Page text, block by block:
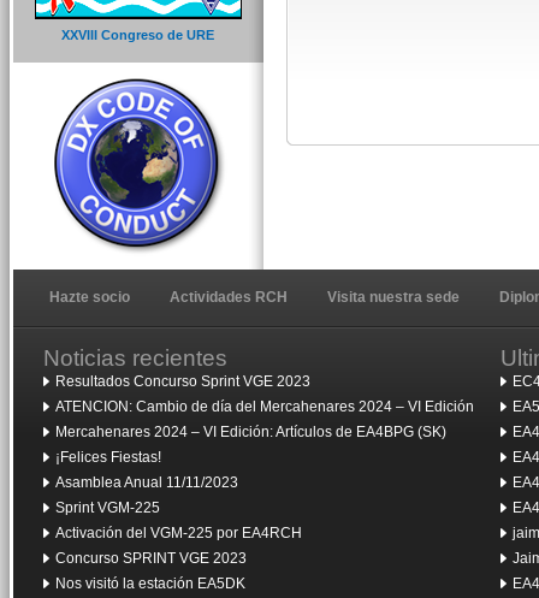
XXVIII Congreso de URE
Hazte socio Actividades RCH Visita nuestra sede
Noticias recientes
Resultados Concurso Sprint VGE 2023
ATENCION: Cambio de día del Mercahenares 2024 – VI Edición
Mercahenares 2024 – VI Edición: Artículos de EA4BPG (SK)
¡Felices Fiestas!
Asamblea Anual 11/11/2023
Sprint VGM-225
Activación del VGM-225 por EA4RCH
Concurso SPRINT VGE 2023
Nos visitó la estación EA5DK